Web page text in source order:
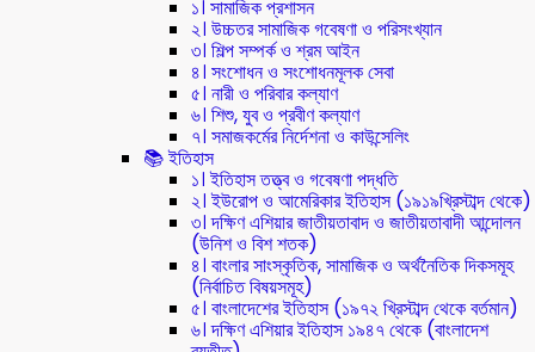
১। সামাজিক প্রশাসন
২। উচ্চতর সামাজিক গবেষণা ও পরিসংখ্যান
৩। শিল্প সম্পর্ক ও শ্রম আইন
৪। সংশোধন ও সংশোধনমূলক সেবা
৫। নারী ও পরিবার কল্যাণ
৬। শিশু, যুব ও প্রবীণ কল্যাণ
৭। সমাজকর্মের নির্দেশনা ও কাউন্সেলিং
📚 ইতিহাস
১। ইতিহাস তত্ত্ব ও গবেষণা পদ্ধতি
২। ইউরোপ ও আমেরিকার ইতিহাস (১৯১৯খ্রিস্টাব্দ থেকে)
৩। দক্ষিণ এশিয়ার জাতীয়তাবাদ ও জাতীয়তাবাদী আন্দোলন
(উনিশ ও বিশ শতক)
৪। বাংলার সাংস্কৃতিক, সামাজিক ও অর্থনৈতিক দিকসমূহ
(নির্বাচিত বিষয়সমূহ)
৫। বাংলাদেশের ইতিহাস (১৯৭২ খ্রিস্টাব্দ থেকে বর্তমান)
৬। দক্ষিণ এশিয়ার ইতিহাস ১৯৪৭ থেকে (বাংলাদেশ